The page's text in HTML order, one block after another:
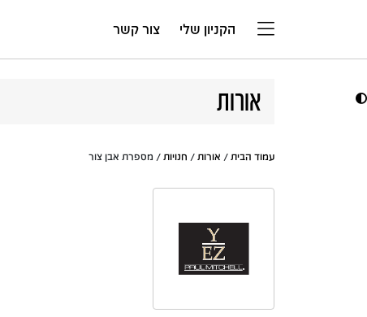
הקניון שלי צור קשר
אורות
עמוד הבית / אורות / חנויות / מספרת אבן צור